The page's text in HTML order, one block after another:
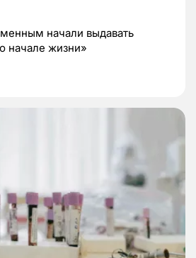
начали выдавать
начале жизни»